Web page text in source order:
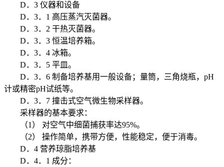
D．3 仪器和设备
D．3．1 高压蒸汽灭菌器。
D．3．2 干热灭菌器。
D．3．3 恒温培养箱。
D．3．4 冰箱。
D．3．5 平皿。
D．3．6 制备培养基用一般设备；量筒，三角烧瓶，pH
计或精密pH试纸等。
D．3．7 撞击式空气微生物采样器。
采样器的基本要求：
（1） 对空气中细菌捕获率达95%。
（2） 操作简单，携带方便，性能稳定，便于消毒。
D．4 营养琼脂培养基
D．4．1 成分：